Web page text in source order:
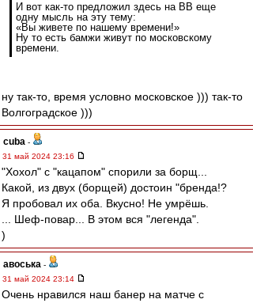
И вот как-то предложил здесь на ВВ еще
одну мысль на эту тему:
«Вы живете по нашему времени!»
Ну то есть бамжи живут по московскому
времени.
ну так-то, время условно московское ))) так-то
Волгоградское )))
cuba -
31 май 2024 23:16
"Хохол" с "кацапом" спорили за борщ...
Какой, из двух (борщей) достоин "бренда!?
Я пробовал их оба. Вкусно! Не умрёшь.
... Шеф-повар... В этом вся "легенда".
)
авоська -
31 май 2024 23:14
Очень нравился наш банер на матче с